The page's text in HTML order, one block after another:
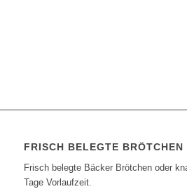
FRISCH BELEGTE BRÖTCHEN
Frisch belegte Bäcker Brötchen oder
Tage Vorlaufzeit.